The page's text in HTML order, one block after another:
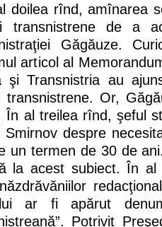
doilea rînd, amînarea
transnistrene de a
Găgăuze.
articol al
şi Transnistria au
transnistrene. Or,
În al treilea rînd, şeful
despre
un termen de 30 de
la acest subiect. În al
ar fi apărut
Potrivit